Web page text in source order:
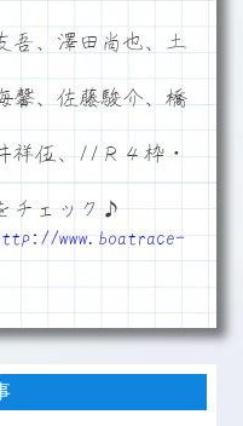
吾、澤田尚也、土
馨、佐藤駿介、橋
伍、11Ｒ４枠・
チェック♪
www.boatrace-